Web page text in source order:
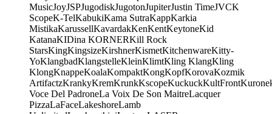
MusicJoyJSPJugodiskJugotonJupiterJustin TimeJVCK
ScopeK-TelKabukiKama SutraKappKarkia
MistikaKarussellKavardakKenKentKeytoneKid
KatanaKIDina KORNERKill Rock
StarsKingKingsizeKirshnerKismetKitchenwareKitty-
YoKlangbadKlangstelleKleinKlimtKling KlangKling
KlongKnappeKoalaKompaktKongKopfKorovaKozmik
ArtifactzKrankyKremKrunkKscopeKuckuckKultFront
Voce Del PadroneLa Voix De Son MaitreLacquer
PizzaLaFaceLakeshoreLamb